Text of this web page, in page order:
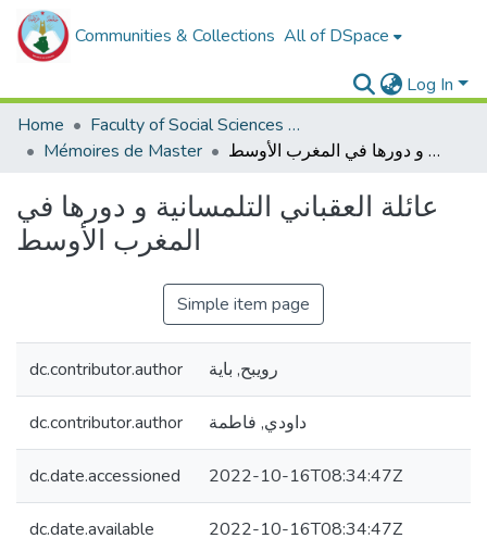
Communities & Collections All of DSpace
Log In
Home
Faculty of Social Sciences and Humanities
Mémoires de Master
عائلة العقباني التلمسانية و دورها في المغرب الأوسط
عائلة العقباني التلمسانية و دورها في
المغرب الأوسط
Simple item page
dc.contributor.author رويبح, باية
dc.contributor.author داودي, فاطمة
dc.date.accessioned 2022-10-16T08:34:47Z
dc.date.available 2022-10-16T08:34:47Z